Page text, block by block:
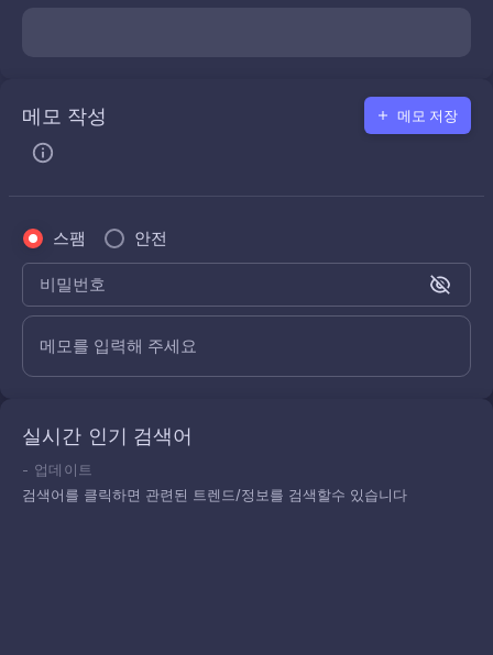
메모 작성 메모 저장
스팸 안전
비밀번호
메모를 입력해 주세요
실시간 인기 검색어
- 업데이트
검색어를 클릭하면 관련된 트렌드/정보를 검색할수 있습니다